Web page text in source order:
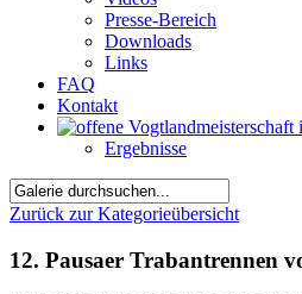
Presse-Bereich
Downloads
Links
FAQ
Kontakt
Ergebnisse
Zurück zur Kategorieübersicht
12. Pausaer Trabantrennen